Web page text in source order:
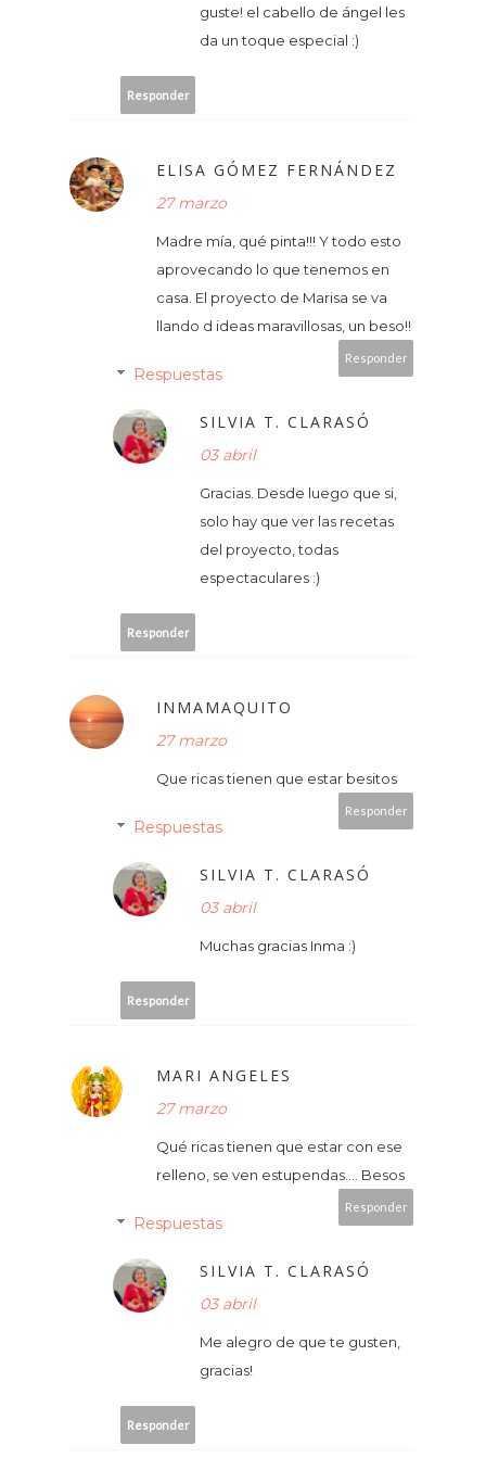
guste! el cabello de ángel les
da un toque especial :)
Responder
ELISA GÓMEZ FERNÁNDEZ
27 marzo
Madre mía, qué pinta!!! Y todo esto
aprovecando lo que tenemos en
casa. El proyecto de Marisa se va
llando d ideas maravillosas, un beso!!
Responder
Respuestas
SILVIA T. CLARASÓ
03 abril
Gracias. Desde luego que si,
solo hay que ver las recetas
del proyecto, todas
espectaculares :)
Responder
INMAMAQUITO
27 marzo
Que ricas tienen que estar besitos
Responder
Respuestas
SILVIA T. CLARASÓ
03 abril
Muchas gracias Inma :)
Responder
MARI ANGELES
27 marzo
Qué ricas tienen que estar con ese
relleno, se ven estupendas.... Besos
Responder
Respuestas
SILVIA T. CLARASÓ
03 abril
Me alegro de que te gusten,
gracias!
Responder